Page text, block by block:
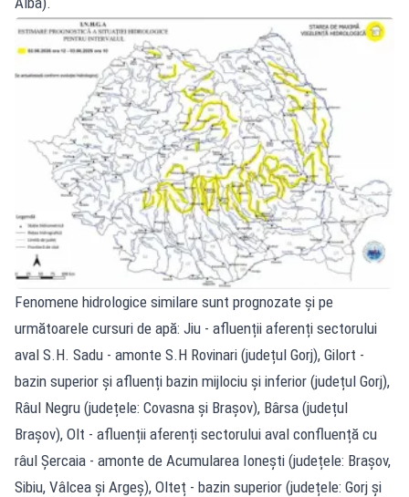
Fenomene hidrologice similare sunt prognozate și pe
următoarele cursuri de apă: Jiu - afluenții aferenți sectorului
aval S.H. Sadu - amonte S.H Rovinari (județul Gorj), Gilort -
bazin superior și afluenți bazin mijlociu și inferior (județul Gorj),
Râul Negru (județele: Covasna și Brașov), Bârsa (județul
Brașov), Olt - afluenții aferenți sectorului aval confluență cu
râul Șercaia - amonte de Acumularea Ionești (județele: Brașov,
Sibiu, Vâlcea și Argeș), Olteț - bazin superior (județele: Gorj și